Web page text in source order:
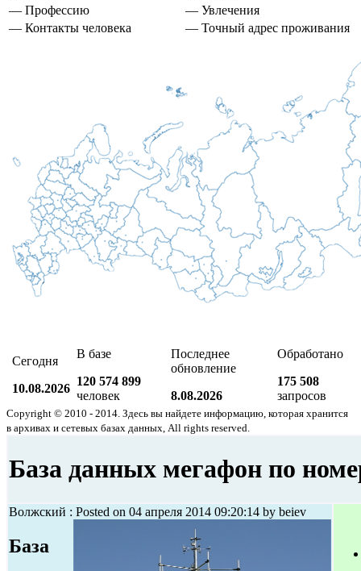
— Профессию
— Увлечения
— Контакты человека
— Точный адрес проживания
Сегодня
10.08.2026
В базе
120 574 899
человек
Последнее
обновление
8.08.2026
Обработано
175 508
запросов
Copyright © 2010 - 2014. Здесь вы найдете информацию, которая хранится
в архивах и сетевых базах данных, All rights reserved.
База данных мегафон по
Волжский : Posted on 04 апреля 2014 09:20:14 by beiev
База